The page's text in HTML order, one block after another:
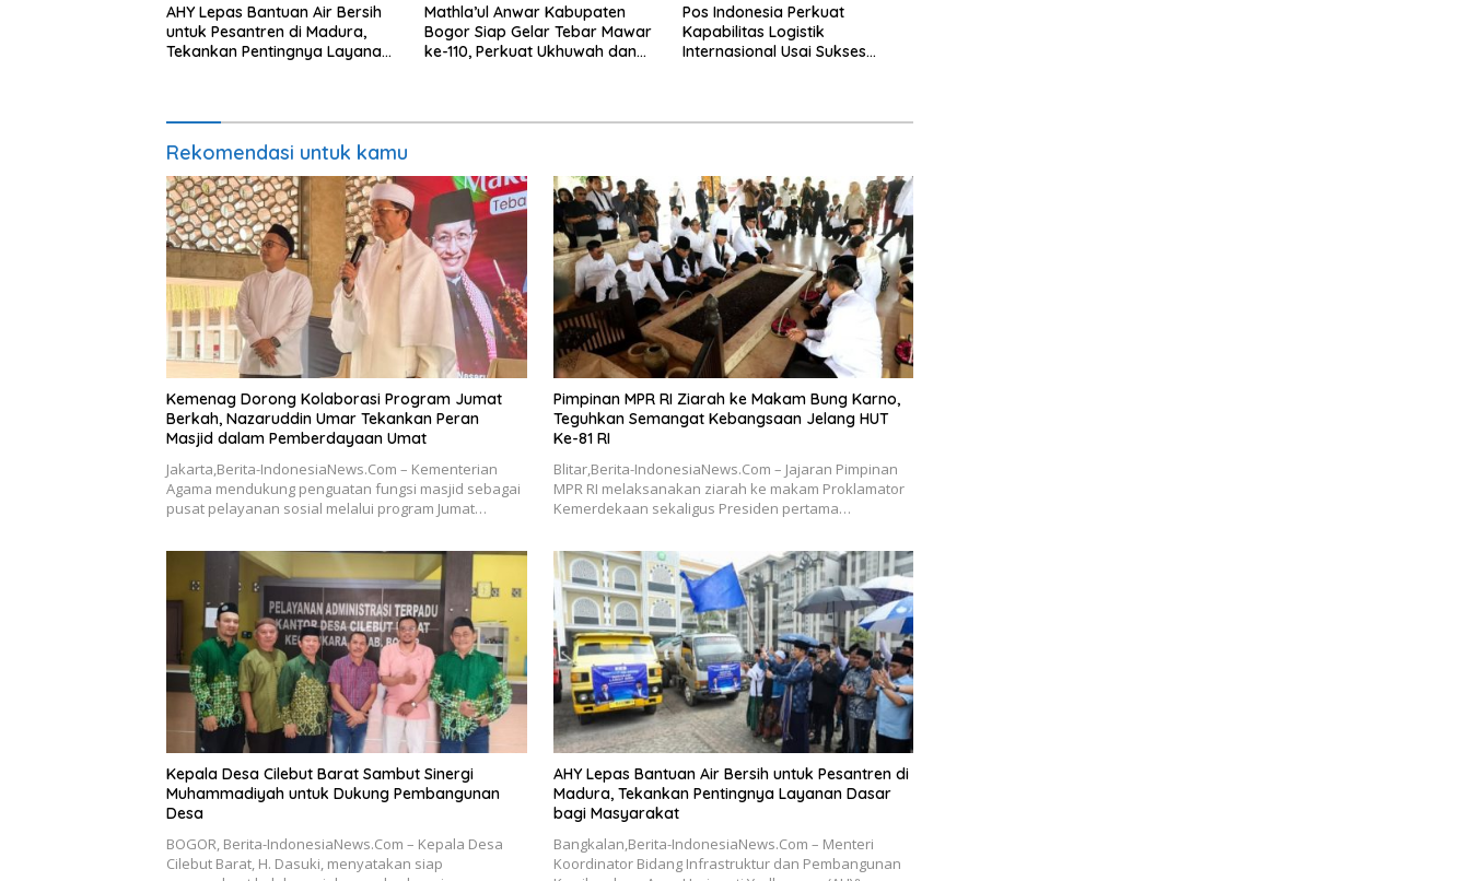
AHY Lepas Bantuan Air Bersih
untuk Pesantren di Madura,
Tekankan Pentingnya Layanan
Mathla’ul Anwar Kabupaten
Bogor Siap Gelar Tebar Mawar
ke-110, Perkuat Ukhuwah dan
Pos Indonesia Perkuat
Kapabilitas Logistik
Internasional Usai Sukses
Rekomendasi untuk kamu
Kemenag Dorong Kolaborasi Program Jumat
Berkah, Nazaruddin Umar Tekankan Peran
Masjid dalam Pemberdayaan Umat
Jakarta,Berita-IndonesiaNews.Com – Kementerian
Agama mendukung penguatan fungsi masjid sebagai
pusat pelayanan sosial melalui program Jumat…
Pimpinan MPR RI Ziarah ke Makam Bung Karno,
Teguhkan Semangat Kebangsaan Jelang HUT
Ke-81 RI
Blitar,Berita-IndonesiaNews.Com – Jajaran Pimpinan
MPR RI melaksanakan ziarah ke makam Proklamator
Kemerdekaan sekaligus Presiden pertama…
Kepala Desa Cilebut Barat Sambut Sinergi
Muhammadiyah untuk Dukung Pembangunan
Desa
BOGOR, Berita-IndonesiaNews.Com – Kepala Desa
Cilebut Barat, H. Dasuki, menyatakan siap
AHY Lepas Bantuan Air Bersih untuk Pesantren di
Madura, Tekankan Pentingnya Layanan Dasar
bagi Masyarakat
Bangkalan,Berita-IndonesiaNews.Com – Menteri
Koordinator Bidang Infrastruktur dan Pembangunan